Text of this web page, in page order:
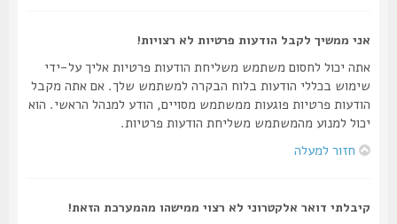
אני ממשיך לקבל הודעות פרטיות לא רצויות!
אתה יכול לחסום משתמש משליחת הודעות פרטיות אליך על-ידי
שימוש בכללי הודעות בלוח הבקרה למשתמש שלך. אם אתה מקבל
הודעות פרטיות פוגעות ממשתמש מסויים, הודע למנהל הראשי. הוא
יכול למנוע מהמשתמש משליחת הודעות פרטיות.
חזור למעלה
קיבלתי דואר אלקטרוני לא רצוי ממישהו מהמערכת הזאת!